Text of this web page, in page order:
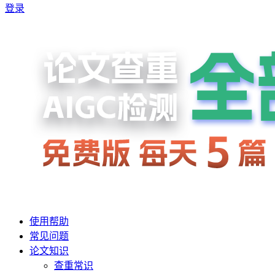
登录
使用帮助
常见问题
论文知识
查重常识